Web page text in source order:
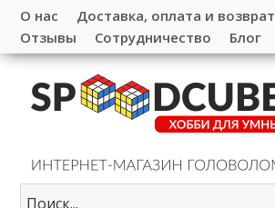
О нас Доставка, оплата и возврат
Отзывы
Сотрудничество Блог